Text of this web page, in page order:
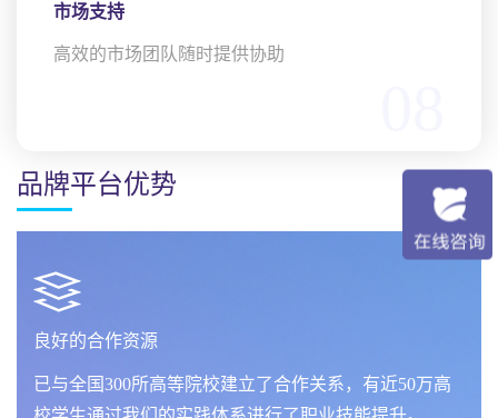
市场支持
高效的市场团队随时提供协助
品牌平台优势
良好的合作资源
已与全国300所高等院校建立了合作关系，有近50万高